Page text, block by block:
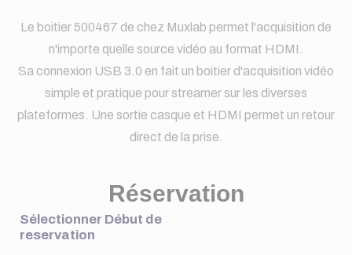
Le boitier 500467 de chez Muxlab permet l'acquisition de
n'importe quelle source vidéo au format HDMI.
Sa connexion USB 3.0 en fait un boitier d'acquisition vidéo
simple et pratique pour streamer sur les diverses
plateformes. Une sortie casque et HDMI permet un retour
direct de la prise.
Réservation
Sélectionner Début de
reservation